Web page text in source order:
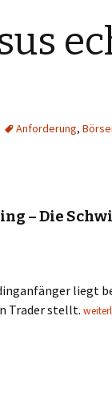
Anforderung,
– Die
liegt
Trader stellt.